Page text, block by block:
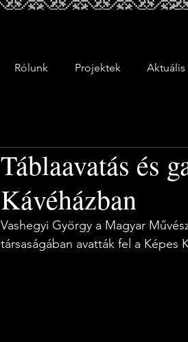
Rólunk Projektek Aktuális
Táblaavatás és
Kávéházban
Vashegyi György a Magyar
társaságában avatták fel a Képes